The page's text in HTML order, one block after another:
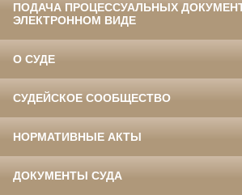
ПОДАЧА ПРОЦЕССУАЛЬНЫХ
ЭЛЕКТРОННОМ ВИДЕ
О СУДЕ
СУДЕЙСКОЕ СООБЩЕСТВО
НОРМАТИВНЫЕ АКТЫ
ДОКУМЕНТЫ СУДА